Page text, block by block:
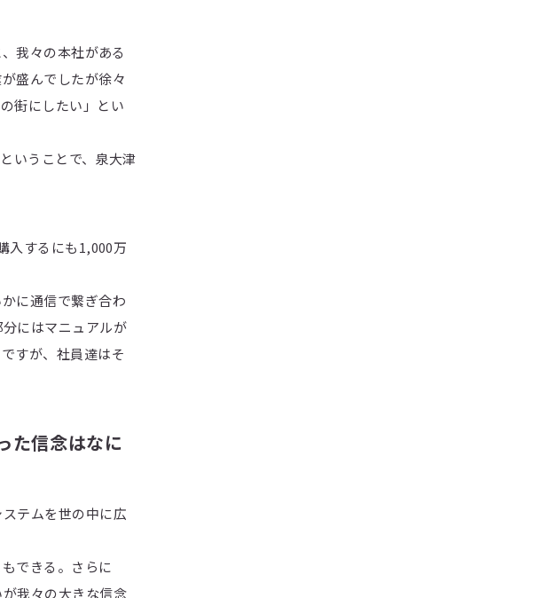
、我々の本社がある
盛んでしたが徐々
街にしたい」とい
いうことで、泉大津
入するにも1,000万
に通信で繋ぎ合わ
にはマニュアルが
すが、社員達はそ
た信念はなに
テムを世の中に広
できる。さらに
我々の大きな信念